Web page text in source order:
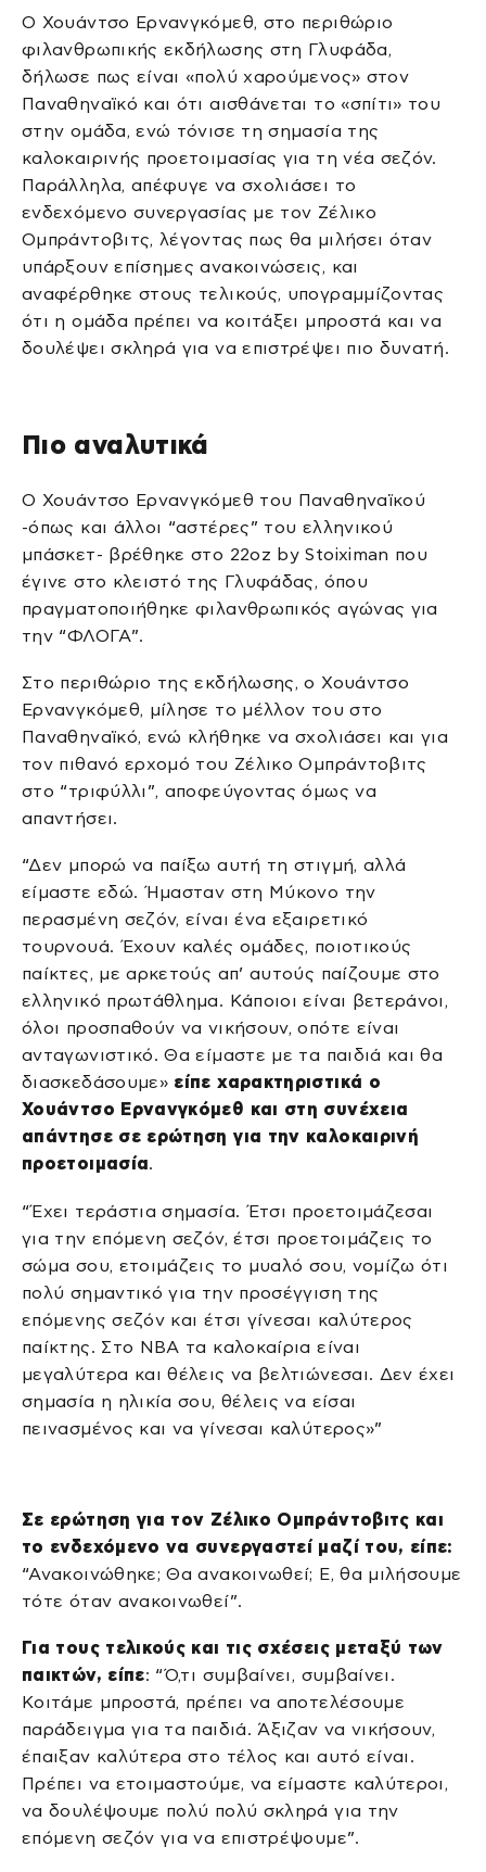
Ο Χουάντσο Ερνανγκόμεθ, στο περιθώριο
φιλανθρωπικής εκδήλωσης στη Γλυφάδα,
δήλωσε πως είναι «πολύ χαρούμενος» στον
Παναθηναϊκό και ότι αισθάνεται το «σπίτι» του
στην ομάδα, ενώ τόνισε τη σημασία της
καλοκαιρινής προετοιμασίας για τη νέα σεζόν.
Παράλληλα, απέφυγε να σχολιάσει το
ενδεχόμενο συνεργασίας με τον Ζέλικο
Ομπράντοβιτς, λέγοντας πως θα μιλήσει όταν
υπάρξουν επίσημες ανακοινώσεις, και
αναφέρθηκε στους τελικούς, υπογραμμίζοντας
ότι η ομάδα πρέπει να κοιτάξει μπροστά και να
δουλέψει σκληρά για να επιστρέψει πιο δυνατή.
Πιο αναλυτικά
Ο Χουάντσο Ερνανγκόμεθ του Παναθηναϊκού
-όπως και άλλοι “αστέρες” του ελληνικού
μπάσκετ- βρέθηκε στο 22oz by Stoiximan που
έγινε στο κλειστό της Γλυφάδας, όπου
πραγματοποιήθηκε φιλανθρωπικός αγώνας για
την “ΦΛΟΓΑ”.
Στο περιθώριο της εκδήλωσης, ο Χουάντσο
Ερνανγκόμεθ, μίλησε το μέλλον του στο
Παναθηναϊκό, ενώ κλήθηκε να σχολιάσει και για
τον πιθανό ερχομό του Ζέλικο Ομπράντοβιτς
στο “τριφύλλι”, αποφεύγοντας όμως να
απαντήσει.
“Δεν μπορώ να παίξω αυτή τη στιγμή, αλλά
είμαστε εδώ. Ήμασταν στη Μύκονο την
περασμένη σεζόν, είναι ένα εξαιρετικό
τουρνουά. Έχουν καλές ομάδες, ποιοτικούς
παίκτες, με αρκετούς απ’ αυτούς παίζουμε στο
ελληνικό πρωτάθλημα. Κάποιοι είναι βετεράνοι,
όλοι προσπαθούν να νικήσουν, οπότε είναι
ανταγωνιστικό. Θα είμαστε με τα παιδιά και θα
διασκεδάσουμε» είπε χαρακτηριστικά ο
Χουάντσο Ερνανγκόμεθ και στη συνέχεια
απάντησε σε ερώτηση για την καλοκαιρινή
προετοιμασία.
“Έχει τεράστια σημασία. Έτσι προετοιμάζεσαι
για την επόμενη σεζόν, έτσι προετοιμάζεις το
σώμα σου, ετοιμάζεις το μυαλό σου, νομίζω ότι
πολύ σημαντικό για την προσέγγιση της
επόμενης σεζόν και έτσι γίνεσαι καλύτερος
παίκτης. Στο ΝΒΑ τα καλοκαίρια είναι
μεγαλύτερα και θέλεις να βελτιώνεσαι. Δεν έχει
σημασία η ηλικία σου, θέλεις να είσαι
πεινασμένος και να γίνεσαι καλύτερος»”
Σε ερώτηση για τον Ζέλικο Ομπράντοβιτς και
το ενδεχόμενο να συνεργαστεί μαζί του, είπε:
“Ανακοινώθηκε; Θα ανακοινωθεί; Ε, θα μιλήσουμε
τότε όταν ανακοινωθεί”.
Για τους τελικούς και τις σχέσεις μεταξύ των
παικτών, είπε: “Ό,τι συμβαίνει, συμβαίνει.
Κοιτάμε μπροστά, πρέπει να αποτελέσουμε
παράδειγμα για τα παιδιά. Άξιζαν να νικήσουν,
έπαιξαν καλύτερα στο τέλος και αυτό είναι.
Πρέπει να ετοιμαστούμε, να είμαστε καλύτεροι,
να δουλέψουμε πολύ πολύ σκληρά για την
επόμενη σεζόν για να επιστρέψουμε”.